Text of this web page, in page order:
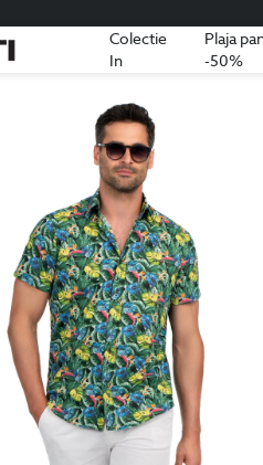
Colectie
In
Plaja
-50%